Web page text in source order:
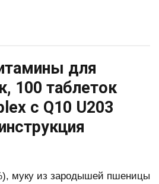
для
100 таблеток
с Q10 U203
муку из зародышей пшеницы